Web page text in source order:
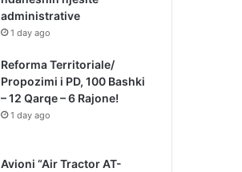
administrative
1 day ago
Reforma Territoriale/
Propozimi i PD, 100 Bashki
– 12 Qarqe – 6 Rajone!
1 day ago
Avioni “Air Tractor AT-